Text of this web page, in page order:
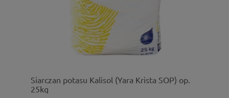
Siarczan potasu Kalisol (Yara Krista SOP) op.
25kg